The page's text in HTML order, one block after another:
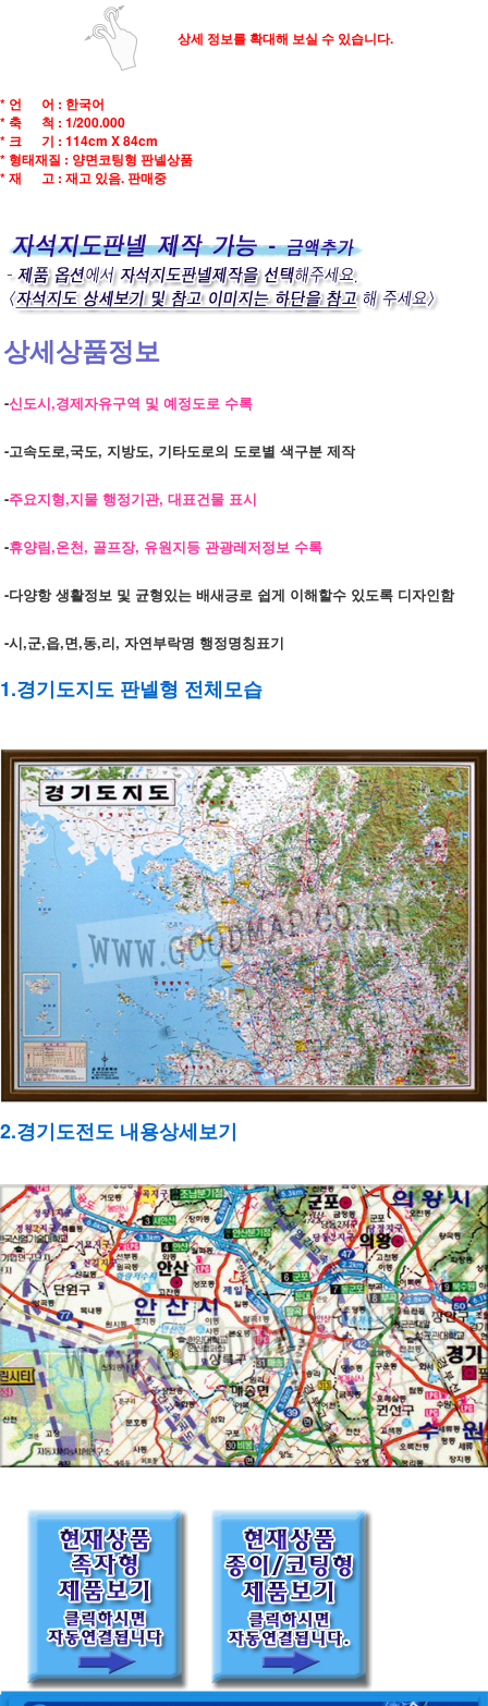
상세 정보를 확대해 보실 수 있습니다.
* 언 어 : 한국어
* 축 척 : 1/200.000
* 크 기 : 114cm X 84cm
* 형태재질 : 양면코팅형 판넬상품
* 재 고 : 재고 있음. 판매중
상세상품정보
-신도시,경제자유구역 및 예정도로 수록
-고속도로,국도, 지방도, 기타도로의 도로별 색구분 제작
-주요지형,지물 행정기관, 대표건물 표시
-휴양림,온천, 골프장, 유원지등 관광레저정보 수록
-다양항 생활정보 및 균형있는 배새긍로 쉽게 이해할수 있도록 디자인함
-시,군,읍,면,동,리, 자연부락명 행정명칭표기
1.경기도지도 판넬형 전체모습
2.경기도전도 내용상세보기